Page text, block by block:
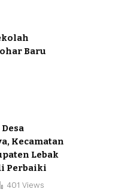
Baru
Kecamatan
Lebak
Perbaiki
401 Views